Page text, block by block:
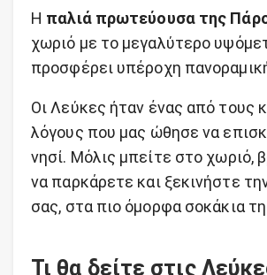
Η παλιά πρωτεύουσα της
χωριό με το μεγαλύτερο
προσφέρει υπέροχη
Οι Λεύκες ήταν ένας από τους
λόγους που μας ώθησε να
νησί. Μόλις μπείτε στο χωριό,
να παρκάρετε και ξεκινήστε
σας, στα πιο όμορφα σοκάκια
Τι θα δείτε στις